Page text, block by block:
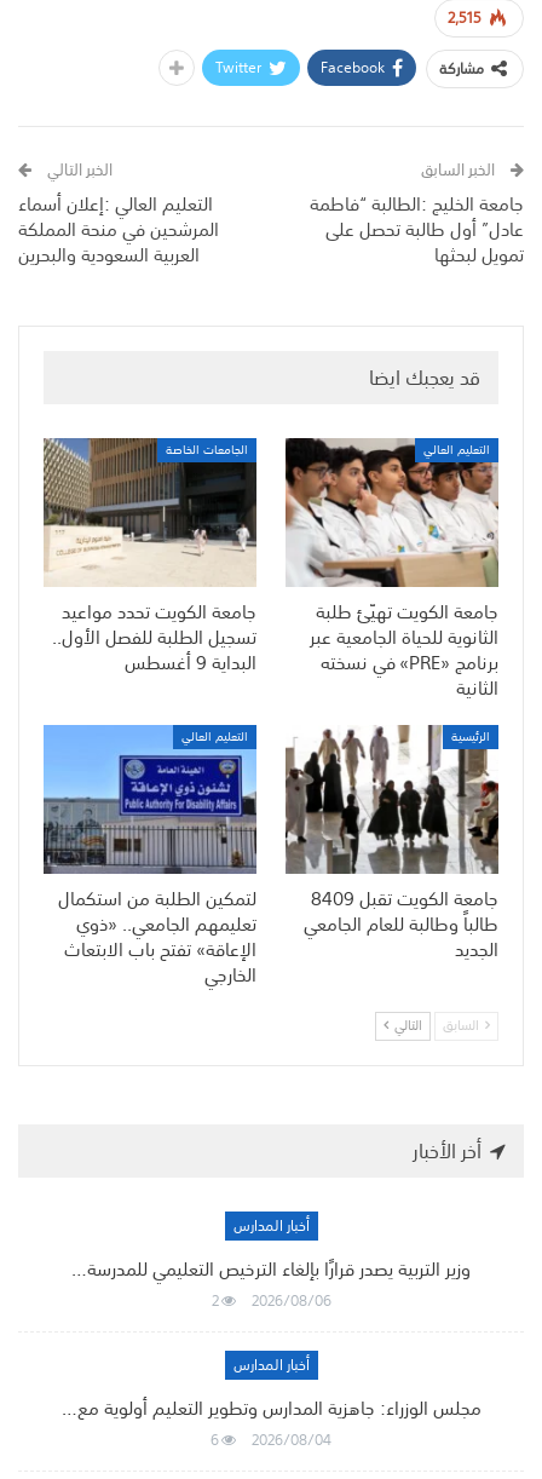
2,515
مشاركة
Facebook
Twitter
الخبر السابق
جامعة الخليج :الطالبة “فاطمة
عادل” أول طالبة تحصل على
تمويل لبحثها
الخبر التالي
التعليم العالي :إعلان أسماء
المرشحين في منحة المملكة
العربية السعودية والبحرين
قد يعجبك ايضا
التعليم العالي
جامعة الكويت تهيّئ طلبة
الثانوية للحياة الجامعية عبر
برنامج «PRE» في نسخته
الثانية
الجامعات الخاصة
جامعة الكويت تحدد مواعيد
تسجيل الطلبة للفصل الأول..
البداية 9 أغسطس
الرئيسية
جامعة الكويت تقبل 8409
طالباً وطالبة للعام الجامعي
الجديد
التعليم العالي
لتمكين الطلبة من استكمال
تعليمهم الجامعي.. «ذوي
الإعاقة» تفتح باب الابتعاث
الخارجي
السابق التالي
أخر الأخبار
أخبار المدارس
وزير التربية يصدر قرارًا بإلغاء الترخيص التعليمي للمدرسة…
2026/08/06
2
أخبار المدارس
مجلس الوزراء: جاهزية المدارس وتطوير التعليم أولوية مع…
2026/08/04
6